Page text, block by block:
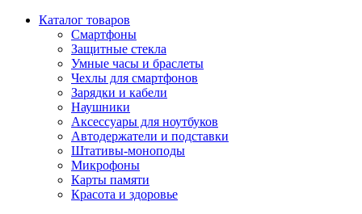
Каталог товаров
Смартфоны
Защитные стекла
Умные часы и браслеты
Чехлы для смартфонов
Зарядки и кабели
Наушники
Аксессуары для ноутбуков
Автодержатели и подставки
Штативы-моноподы
Микрофоны
Карты памяти
Красота и здоровье